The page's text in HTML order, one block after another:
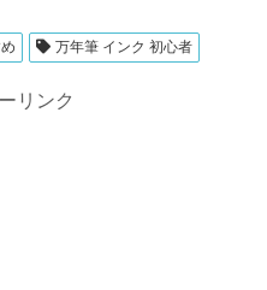
万年筆 インク 初心者
リンク